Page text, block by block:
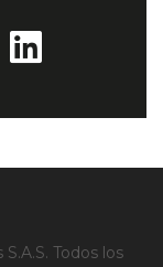
Todos los